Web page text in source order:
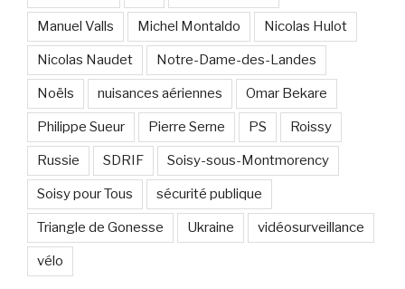
Manuel Valls Michel Montaldo Nicolas Hulot
Nicolas Naudet Notre-Dame-des-Landes
Noëls nuisances aériennes Omar Bekare
Philippe Sueur Pierre Serne PS Roissy
Russie SDRIF Soisy-sous-Montmorency
Soisy pour Tous sécurité publique
Triangle de Gonesse Ukraine vidéosurveillance
vélo